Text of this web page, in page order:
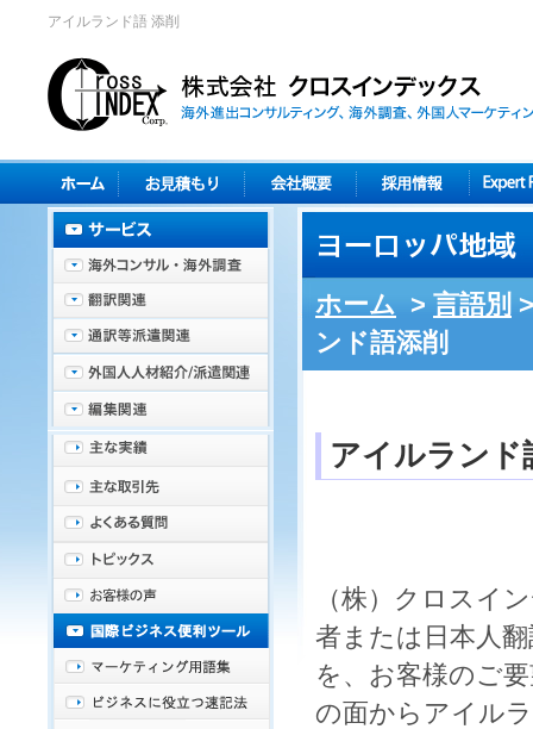
アイルランド語 添削
ホーム > 言語別
ンド語添削
アイルランド
（株）クロスイ
者 または日本人
を、お客様のご
の面から アイル